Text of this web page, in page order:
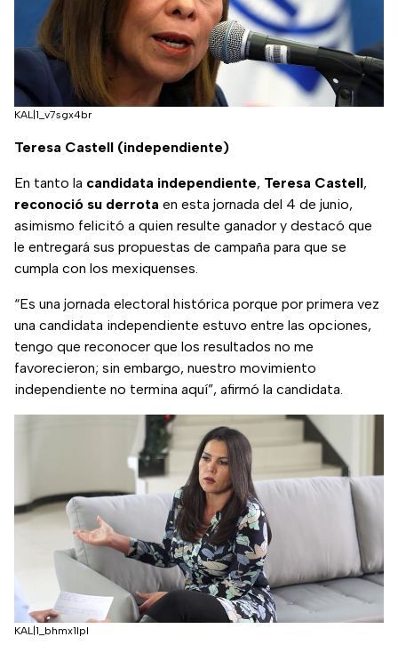
KAL|1_v7sgx4br
Teresa Castell (independiente)
En tanto la candidata independiente, Teresa Castell,
reconoció su derrota en esta jornada del 4 de junio,
asimismo felicitó a quien resulte ganador y destacó que
le entregará sus propuestas de campaña para que se
cumpla con los mexiquenses.
“Es una jornada electoral histórica porque por primera vez
una candidata independiente estuvo entre las opciones,
tengo que reconocer que los resultados no me
favorecieron; sin embargo, nuestro movimiento
independiente no termina aquí”, afirmó la candidata.
KAL|1_bhmx1lpl